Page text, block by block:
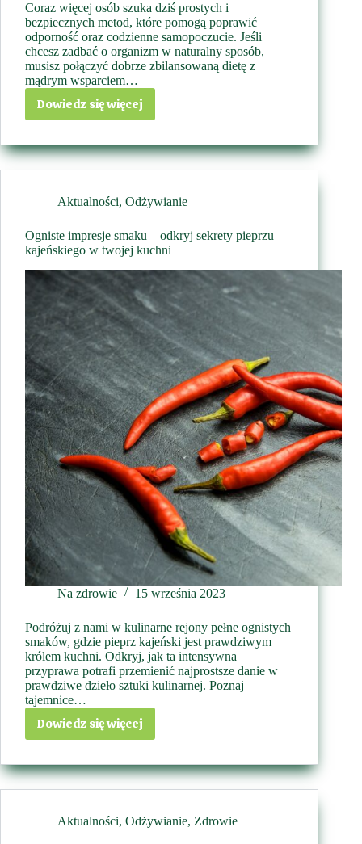
Coraz więcej osób szuka dziś prostych i
bezpiecznych metod, które pomogą poprawić
odporność oraz codzienne samopoczucie. Jeśli
chcesz zadbać o organizm w naturalny sposób,
musisz połączyć dobrze zbilansowaną dietę z
mądrym wsparciem…
Dowiedz się więcej
Naturalne
na
wzmocnienie
organizmu
suplementy
zdrowa
dieta
Aktualności, Odżywianie
Ogniste impresje smaku – odkryj sekrety pieprzu
kajeńskiego w twojej kuchni
Na zdrowie 15 września 2023
Podróżuj z nami w kulinarne rejony pełne ognistych
smaków, gdzie pieprz kajeński jest prawdziwym
królem kuchni. Odkryj, jak ta intensywna
przyprawa potrafi przemienić najprostsze danie w
prawdziwe dzieło sztuki kulinarnej. Poznaj
tajemnice…
Dowiedz się więcej
Ogniste
smaku
–
odkryj
pieprzu
Aktualności, Odżywianie, Zdrowie